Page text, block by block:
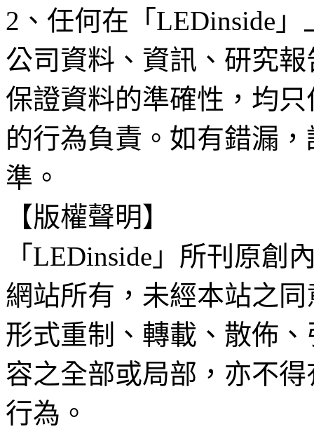
2、任何在「LEDinside
公司資料、資訊、研究
保證資料的準確性，均
的行為負責。如有錯漏
準。
【版權聲明】
「LEDinside」所刊原創
網站所有，未經本站之
形式重制、轉載、散佈
容之全部或局部，亦不
行為。